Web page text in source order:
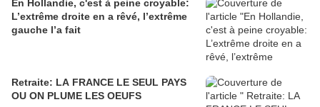
En Hollandie, c'est à peine croyable:
L’extrême droite en a rêvé, l’extrême
gauche l’a fait
Retraite: LA FRANCE LE SEUL PAYS
OU ON PLUME LES OEUFS